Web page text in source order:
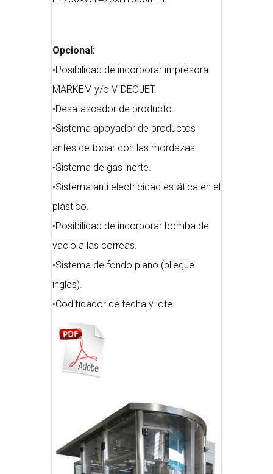
Opcional:
•Posibilidad de incorporar impresora
MARKEM y/o VIDEOJET.
•Desatascador de producto.
•Sistema apoyador de productos
antes de tocar con las mordazas.
•Sistema de gas inerte.
•Sistema anti electricidad estática en el
plástico.
•Posibilidad de incorporar bomba de
vacío a las correas.
•Sistema de fondo plano (pliegue
ingles).
•Codificador de fecha y lote.